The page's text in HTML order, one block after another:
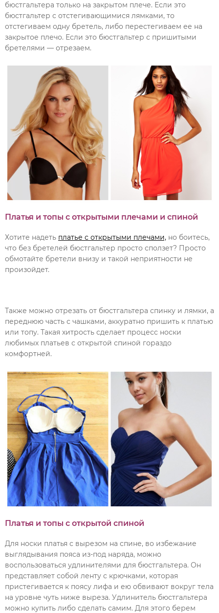
бюстгальтера только на закрытом плече. Если это
бюстгальтер с отстегивающимися лямками, то
отстегиваем одну бретель, либо перестегиваем ее на
закрытое плечо. Если это бюстгальтер с пришитыми
бретелями — отрезаем.
Платья и топы с открытыми плечами и спиной
Хотите надеть платье с открытыми плечами, но боитесь,
что без бретелей бюстгальтер просто сползет? Просто
обмотайте бретели внизу и такой неприятности не
произойдет.
Также можно отрезать от бюстгальтера спинку и лямки, а
переднюю часть с чашками, аккуратно пришить к платью
или топу. Такая хитрость сделает процесс носки
любимых платьев с открытой спиной гораздо
комфортней.
Платья и топы с открытой спиной
Для носки платья с вырезом на спине, во избежание
выглядывания пояса из-под наряда, можно
воспользоваться удлинителями для бюстгальтера. Он
представляет собой ленту с крючками, которая
пристегивается к поясу лифа и ею обвивают вокруг тела
на уровне чуть ниже выреза. Удлинитель бюстгальтера
можно купить либо сделать самим. Для этого берем